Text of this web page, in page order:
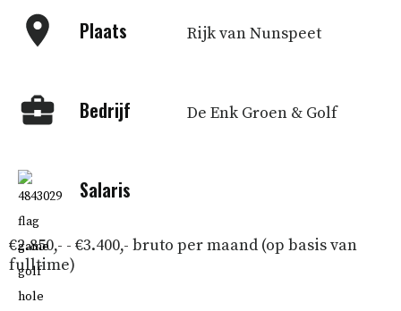
Plaats
Rijk van Nunspeet
Bedrijf De Enk Groen & Golf
Salaris
€2.850,- - €3.400,- bruto per maand (op basis van
fulltime)